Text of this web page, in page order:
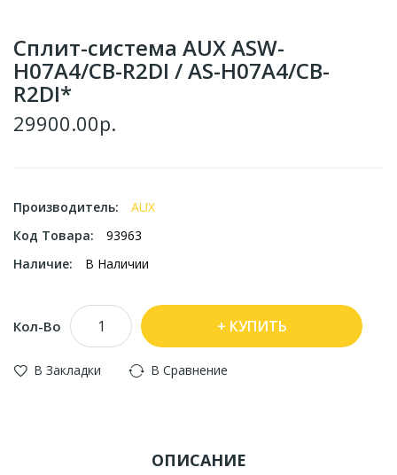
Сплит-система AUX ASW-
H07A4/CB-R2DI / AS-H07A4/CB-
R2DI*
29900.00р.
Производитель:
AUX
Код Товара:
93963
Наличие:
В Наличии
Кол-Во КУПИТЬ
В Закладки В Сравнение
ОПИСАНИЕ